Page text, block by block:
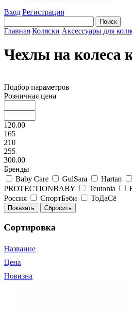
Вход Регистрация
Главная Коляски Аксессуары для
Чехлы на колеса
Подбор параметров
Розничная цена
120.00
165
210
255
300.00
Бренды
Baby Care
GulSara Hartan
PROTECTIONBABY
Teutonia
Россия
СпортБэби ТоДаСё
Сортировка
Название
Цена
Новизна